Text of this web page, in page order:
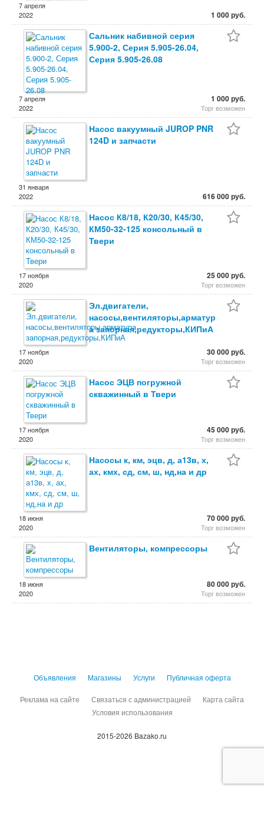
7 апреля
2022
1 000 руб.
Сальник набивной серия
5.900-2, Серия 5.905-26.04,
Серия 5.905-26.08
7 апреля
2022
1 000 руб.
Торг возможен
Насос вакуумный JUROP PNR
124D и запчасти
31 января
2022
616 000 руб.
Насос К8/18, К20/30, К45/30,
КМ50-32-125 консольный в
Твери
17 ноября
2020
25 000 руб.
Торг возможен
Эл.двигатели,
насосы,вентиляторы,арматур
а запорная,редукторы,КИПиА
17 ноября
2020
30 000 руб.
Торг возможен
Насос ЭЦВ погружной
скважинный в Твери
17 ноября
2020
45 000 руб.
Торг возможен
Насосы к, км, эцв, д, а13в, х,
ах, кмх, сд, см, ш, нд,на и др
18 июня
2020
70 000 руб.
Торг возможен
Вентиляторы, компрессоры
18 июня
2020
80 000 руб.
Торг возможен
Объявления Магазины Услуги Публичная оферта
Реклама на сайте Связаться с администрацией
Карта сайта
Условия использования
2015-2026 Bazako.ru